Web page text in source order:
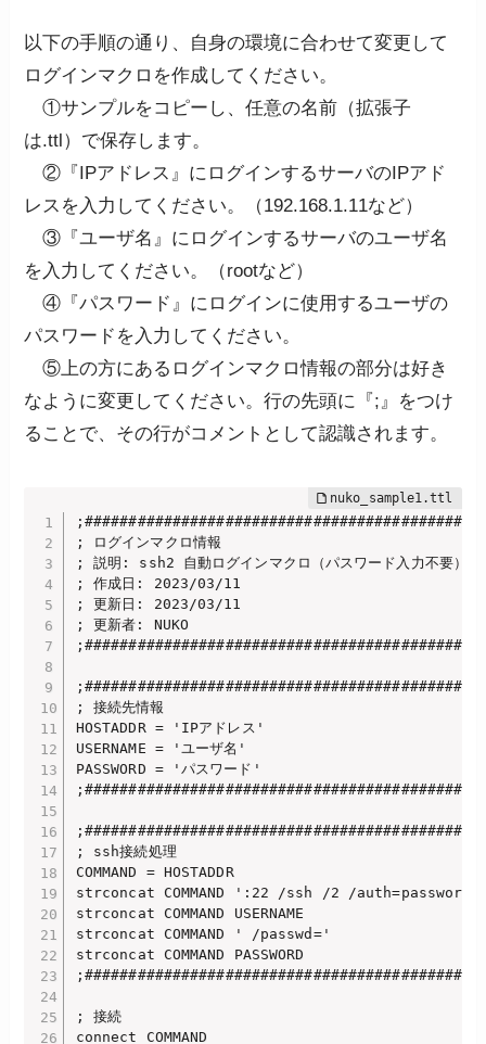
以下の手順の通り、自身の環境に合わせて変更して
ログインマクロを作成してください。
①サンプルをコピーし、任意の名前（拡張子
は.ttl）で保存します。
②『IPアドレス』にログインするサーバのIPアド
レスを入力してください。（192.168.1.11など）
③『ユーザ名』にログインするサーバのユーザ名
を入力してください。（rootなど）
④『パスワード』にログインに使用するユーザの
パスワードを入力してください。
⑤上の方にあるログインマクロ情報の部分は好き
なように変更してください。行の先頭に『;』をつけ
ることで、その行がコメントとして認識されます。
; ログインマクロ情報
; 説明: ssh2 自動ログインマクロ（パスワード入力不要）
; 作成日: 2023/03/11
; 更新日: 2023/03/11
; 更新者: NUKO
; 接続先情報
HOSTADDR = 'IPアドレス'
USERNAME = 'ユーザ名'
PASSWORD = 'パスワード'
; ssh接続処理
COMMAND = HOSTADDR
strconcat COMMAND ':22 /ssh /2 /auth=password
strconcat COMMAND USERNAME
strconcat COMMAND ' /passwd='
strconcat COMMAND PASSWORD
; 接続
connect COMMAND